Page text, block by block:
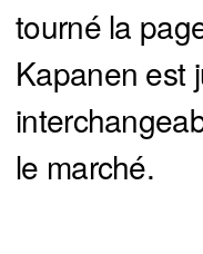
tourné la
Kapanen est
le marché.